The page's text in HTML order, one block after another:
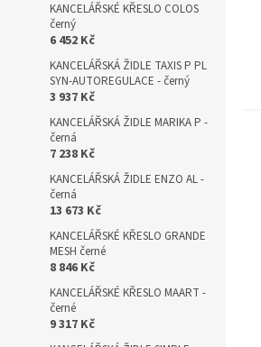
KANCELÁŘSKÉ KŘESLO COLOS
černý
6 452 Kč
KANCELÁŘSKÁ ŽIDLE TAXIS P PL
SYN-AUTOREGULACE - černý
3 937 Kč
KANCELÁŘSKÁ ŽIDLE MARIKA P -
černá
7 238 Kč
KANCELÁŘSKÁ ŽIDLE ENZO AL -
černá
13 673 Kč
KANCELÁŘSKÉ KŘESLO GRANDE
MESH černé
8 846 Kč
KANCELÁŘSKÉ KŘESLO MAART -
černé
9 317 Kč